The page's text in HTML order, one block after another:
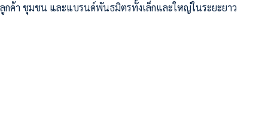
ลูกค้า ชุมชน และแบรนด์พันธมิตรทั้งเล็กและใหญ่ในระยะยาว